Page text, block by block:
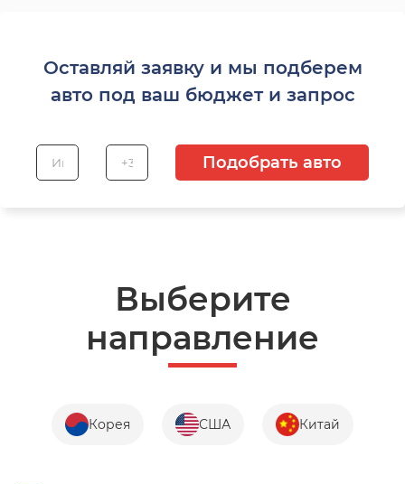
Оставляй заявку и мы подберем
авто под ваш бюджет и запрос
Подобрать авто
Выберите
направление
Корея США Китай